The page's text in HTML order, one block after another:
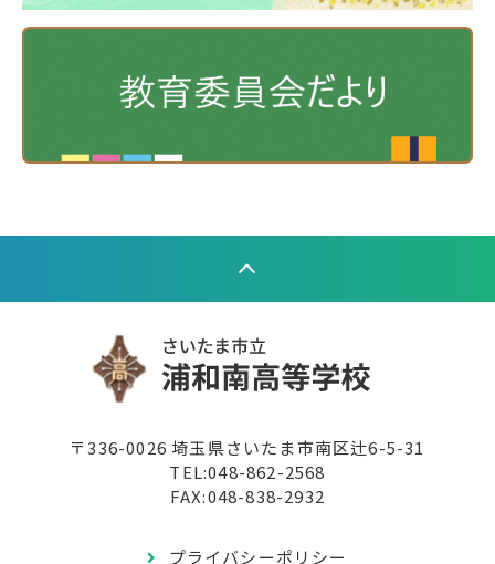
〒336-0026 埼玉県さいたま市南区辻6-5-31
TEL:048-862-2568
FAX:048-838-2932
プライバシーポリシー